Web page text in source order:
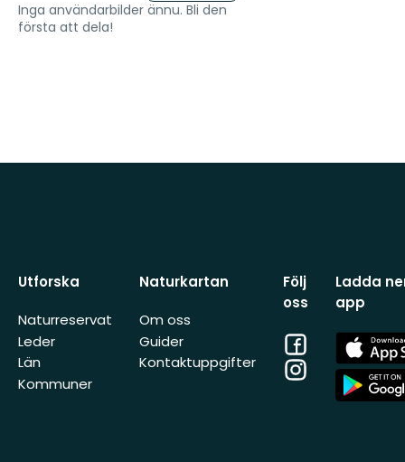
Inga användarbilder ännu. Bli den
första att dela!
Utforska
Naturreservat
Leder
Län
Kommuner
Naturkartan
Om oss
Guider
Kontaktuppgifter
Följ
oss
Facebook
Instagram
Ladda
app
App
Store
App
Store